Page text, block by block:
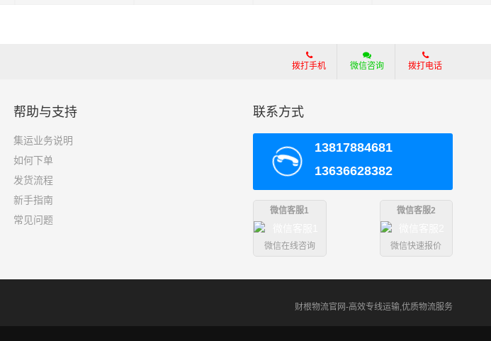
拨打手机 微信咨询 拨打电话
帮助与支持
集运业务说明
如何下单
发货流程
新手指南
常见问题
联系方式
13817884681
13636628382
微信客服1
微信在线咨询
微信客服2
微信快速报价
财根物流官网-高效专线运输,优质物流服务